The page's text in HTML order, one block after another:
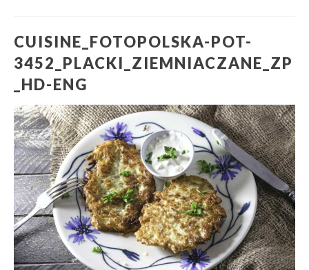
CUISINE_FOTOPOLSKA-POT-
3452_PLACKI_ZIEMNIACZANE_ZP
_HD-ENG